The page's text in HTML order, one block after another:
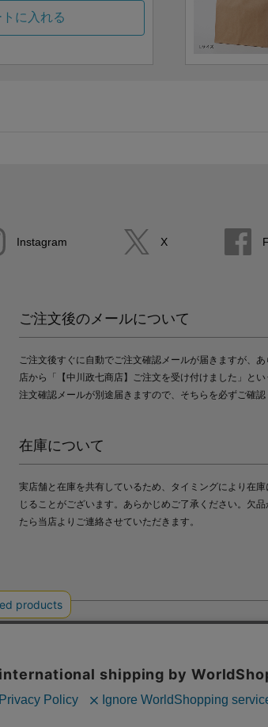
トに入れる
Instagram X
ご注文後のメールについて
ご注文後すぐに自動でご注文確認メールが届きますが、あ
店から「【中川政七商店】ご注文を受け付けました」と
注文確認メールが別途届きますので、そちらを必ずご確認
在庫について
実店舗と在庫を共有しているため、タイミングにより在庫
じることがございます。あらかじめご了承ください。欠品
たら当店よりご連絡させていただきます。